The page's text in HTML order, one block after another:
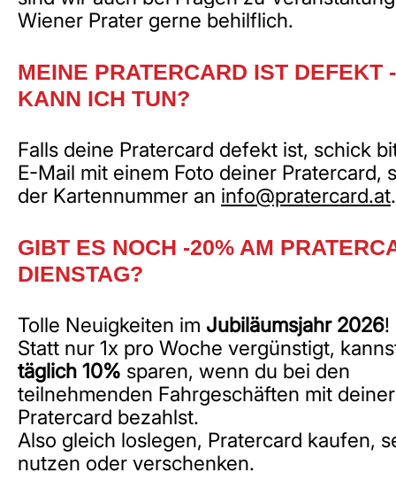
Wiener Prater gerne behilflich.
MEINE PRATERCARD IST DEFEKT
KANN ICH TUN?
Falls deine Pratercard defekt ist, schick
E-Mail mit einem Foto deiner Pratercard,
der Kartennummer an info@pratercard.at.
GIBT ES NOCH -20% AM
DIENSTAG?
Tolle Neuigkeiten im Jubiläumsjahr 2026!
Statt nur 1x pro Woche vergünstigt,
täglich 10% sparen, wenn du bei den
teilnehmenden Fahrgeschäften mit deiner
Pratercard bezahlst.
Also gleich loslegen, Pratercard kaufen,
nutzen oder verschenken.